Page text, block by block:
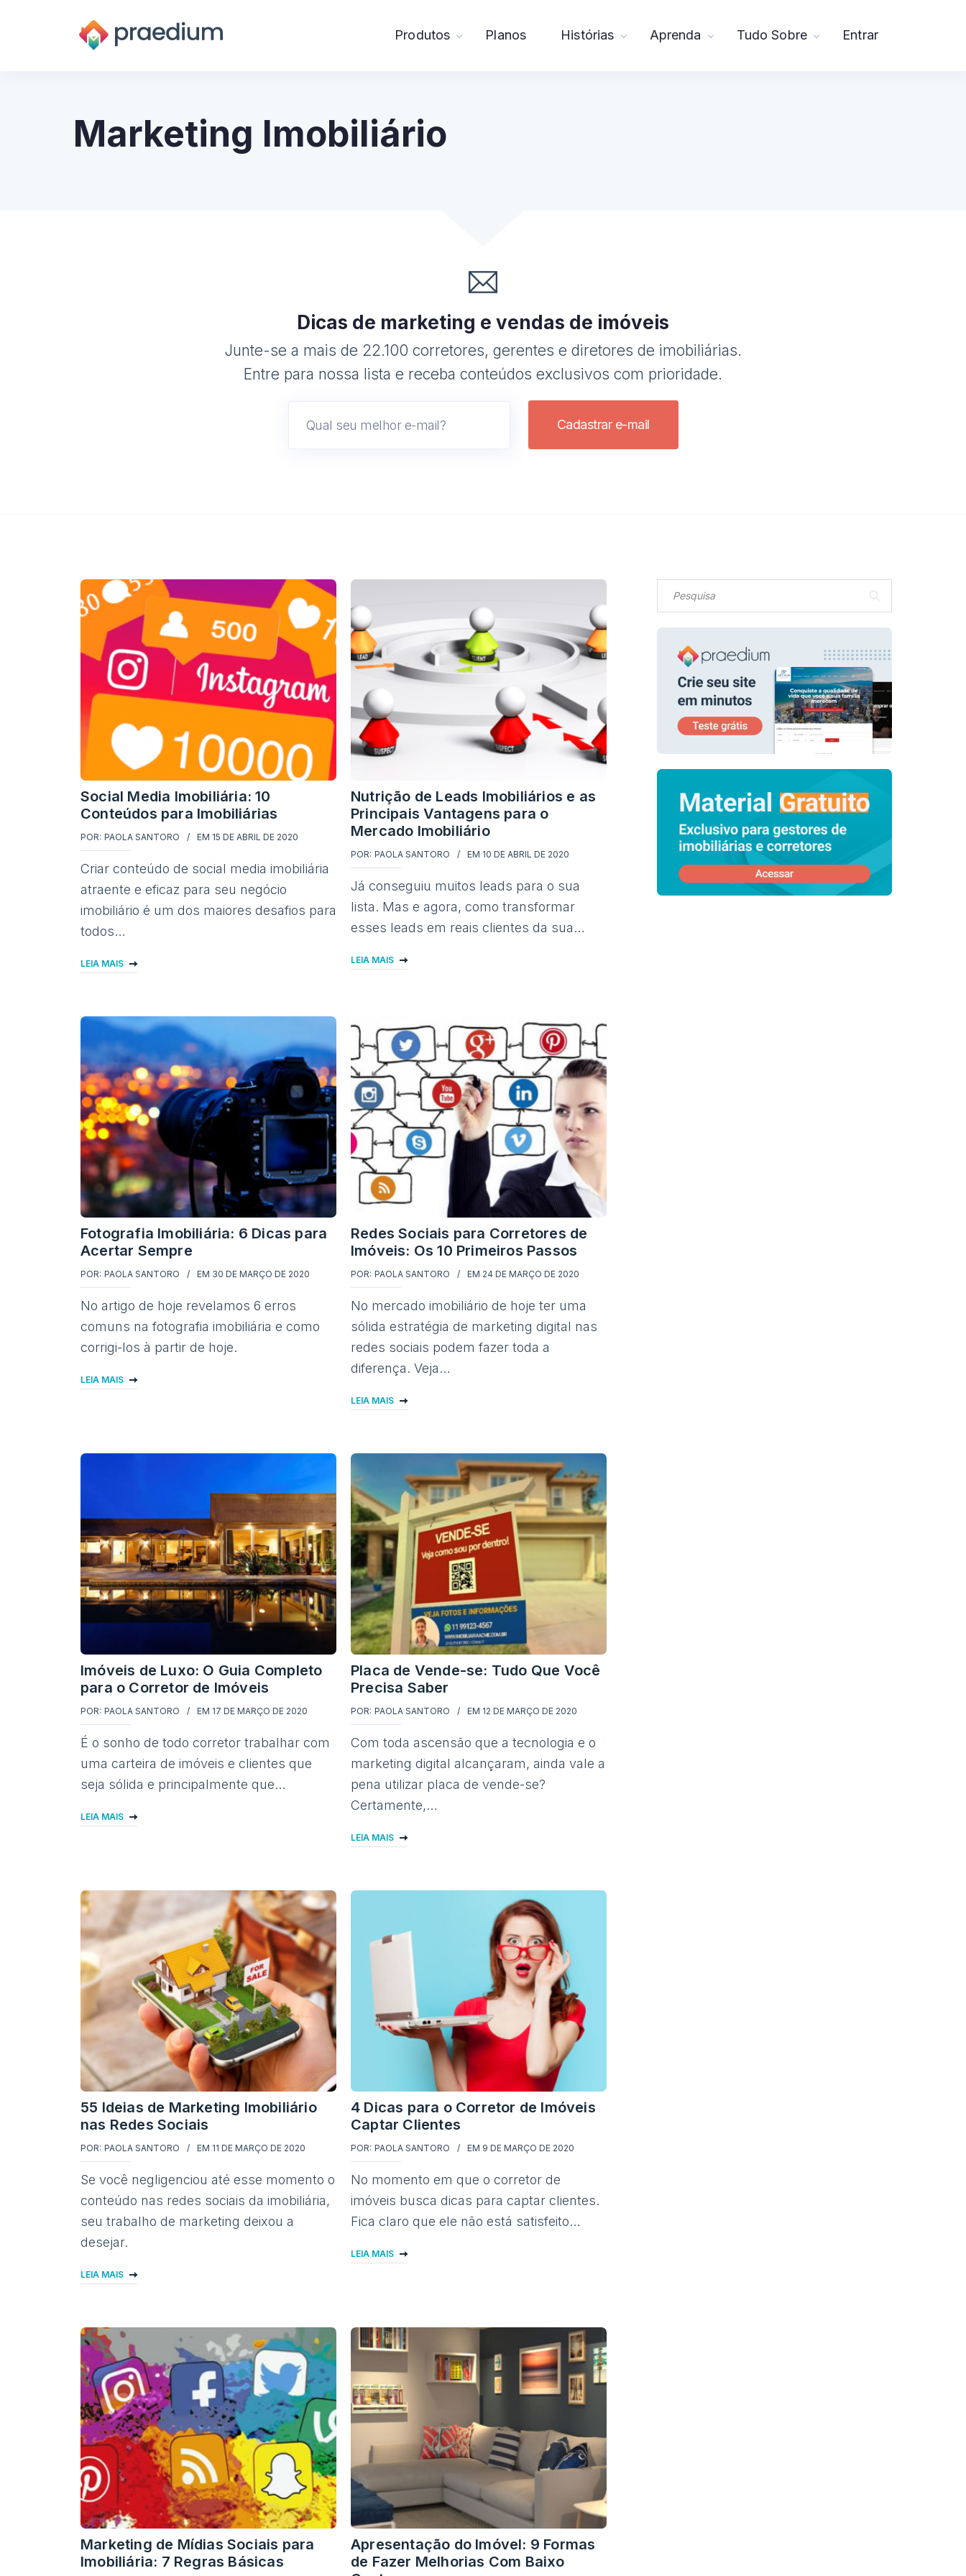
Produtos Planos Histórias Aprenda Tudo Sobre Entrar
Marketing Imobiliário
Dicas de marketing e vendas de imóveis
Junte-se a mais de 22.100 corretores, gerentes e diretores de imobiliárias.
Entre para nossa lista e receba conteúdos exclusivos com prioridade.
Cadastrar e-mail
Social Media Imobiliária: 10
Conteúdos para Imobiliárias
POR: PAOLA SANTORO EM 15 DE ABRIL DE 2020
Criar conteúdo de social media imobiliária
atraente e eficaz para seu negócio
imobiliário é um dos maiores desafios para
todos…
LEIA MAIS
Nutrição de Leads Imobiliários e as
Principais Vantagens para o
Mercado Imobiliário
POR: PAOLA SANTORO EM 10 DE ABRIL DE 2020
Já conseguiu muitos leads para o sua
lista. Mas e agora, como transformar
esses leads em reais clientes da sua…
LEIA MAIS
Fotografia Imobiliária: 6 Dicas para
Acertar Sempre
POR: PAOLA SANTORO EM 30 DE MARÇO DE 2020
No artigo de hoje revelamos 6 erros
comuns na fotografia imobiliária e como
corrigi-los à partir de hoje.
LEIA MAIS
Redes Sociais para Corretores de
Imóveis: Os 10 Primeiros Passos
POR: PAOLA SANTORO EM 24 DE MARÇO DE 2020
No mercado imobiliário de hoje ter uma
sólida estratégia de marketing digital nas
redes sociais podem fazer toda a
diferença. Veja…
LEIA MAIS
Imóveis de Luxo: O Guia Completo
para o Corretor de Imóveis
POR: PAOLA SANTORO EM 17 DE MARÇO DE 2020
É o sonho de todo corretor trabalhar com
uma carteira de imóveis e clientes que
seja sólida e principalmente que…
LEIA MAIS
Placa de Vende-se: Tudo Que Você
Precisa Saber
POR: PAOLA SANTORO EM 12 DE MARÇO DE 2020
Com toda ascensão que a tecnologia e o
marketing digital alcançaram, ainda vale a
pena utilizar placa de vende-se?
Certamente,…
LEIA MAIS
55 Ideias de Marketing Imobiliário
nas Redes Sociais
POR: PAOLA SANTORO EM 11 DE MARÇO DE 2020
Se você negligenciou até esse momento o
conteúdo nas redes sociais da imobiliária,
seu trabalho de marketing deixou a
desejar.
LEIA MAIS
4 Dicas para o Corretor de Imóveis
Captar Clientes
POR: PAOLA SANTORO EM 9 DE MARÇO DE 2020
No momento em que o corretor de
imóveis busca dicas para captar clientes.
Fica claro que ele não está satisfeito…
LEIA MAIS
Marketing de Mídias Sociais para
Imobiliária: 7 Regras Básicas
Apresentação do Imóvel: 9 Formas
de Fazer Melhorias Com Baixo